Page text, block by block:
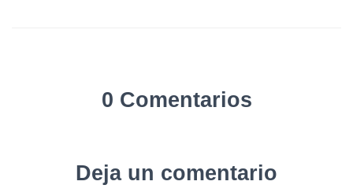
0 Comentarios
Deja un comentario